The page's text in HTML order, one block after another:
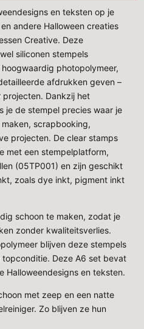
en teksten op je
andere Halloween creaties
Creative. Deze
siliconen stempels
photopolymeer,
afdrukken geven –
projecten. Dankzij het
je de stempel precies waar je
scrapbooking,
projecten. De clear stamps
met een stempelplatform,
(05TP001) en zijn geschikt
zoals dye inkt, pigment inkt
schoon te maken, zodat je
zonder kwaliteitsverlies.
blijven deze stempels
Deze A6 set bevat
Halloweendesigns en teksten.
met zeep en een natte
Zo blijven ze hun